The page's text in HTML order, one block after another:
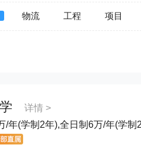
物流 工程 项目
详情 >
/年(学制2年),全日制6万/年(学